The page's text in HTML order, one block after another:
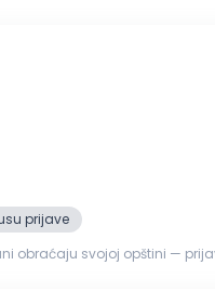
prijave
obraćaju svojoj opštini —